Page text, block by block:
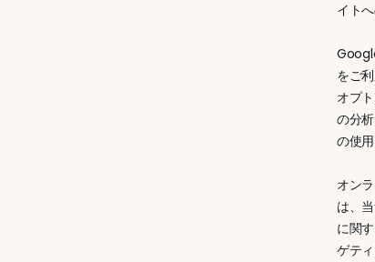
イト
をご
オプ
の分
の使
オン
は、
に関
ゲテ